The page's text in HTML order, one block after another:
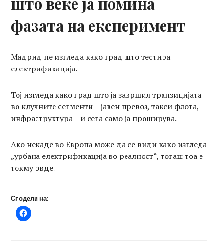
фазата на експеримент
Мадрид не изгледа како град што тестира
електрификација.
Тој изгледа како град што ја завршил транзицијата
во клучните сегменти – јавен превоз, такси флотa,
инфраструктура – и сега само ја проширува.
Ако некаде во Европа може да се види како изгледа
„урбана електрификација во реалност“, тогаш тоа е
токму овде.
Сподели на: